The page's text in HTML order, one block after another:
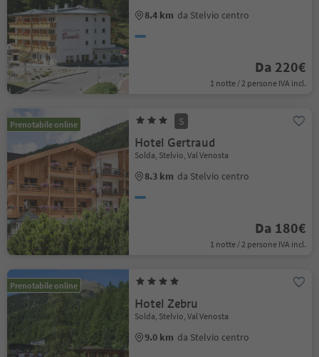
8.4 km da Stelvio centro
Da 220€
1 notte / 2 persone IVA incl.
Prenotabile online S
Hotel Gertraud
Solda, Stelvio, Val Venosta
8.3 km da Stelvio centro
Da 180€
1 notte / 2 persone IVA incl.
Prenotabile online
Hotel Zebru
Solda, Stelvio, Val Venosta
9.0 km da Stelvio centro